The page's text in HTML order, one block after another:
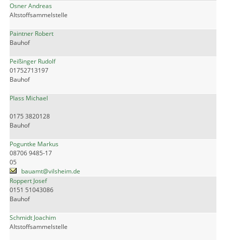
Osner Andreas
Altstoffsammelstelle
Paintner Robert
Bauhof
Peißinger Rudolf
01752713197
Bauhof
Plass Michael
0175 3820128
Bauhof
Poguntke Markus
08706 9485-17
05
bauamt@vilsheim.de
Roppert Josef
0151 51043086
Bauhof
Schmidt Joachim
Altstoffsammelstelle